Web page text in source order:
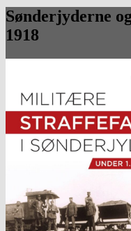
Sønderjyderne
1918